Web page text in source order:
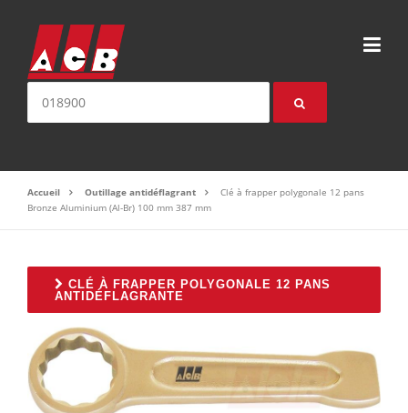
Accueil Outillage antidéflagrant
Clé à frapper polygonale 12 pans
Bronze Aluminium (Al-Br) 100 mm 387 mm
CLÉ À FRAPPER POLYGONALE 12 PANS
ANTIDÉFLAGRANTE